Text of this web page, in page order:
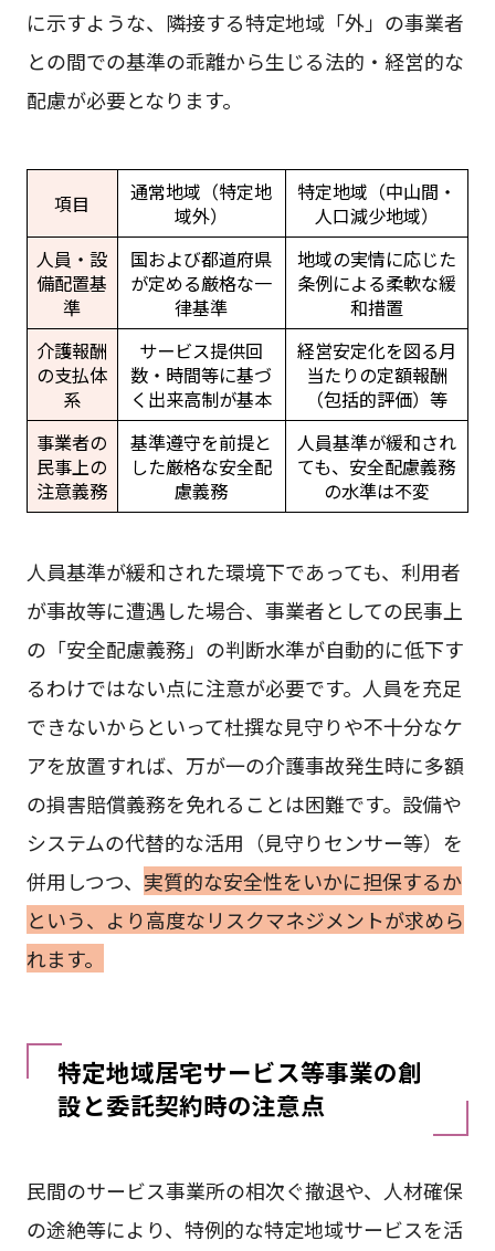
に示すような、隣接する特定地域「外」の事業者
との間での基準の乖離から生じる法的・経営的な
配慮が必要となります。
項目
通常地域（特定地
域外）
特定地域（中山間・
人口減少地域）
人員・設
備配置基
準
国および都道府県
が定める厳格な一
律基準
地域の実情に応じた
条例による柔軟な緩
和措置
介護報酬
の支払体
系
サービス提供回
数・時間等に基づ
く出来高制が基本
経営安定化を図る月
当たりの定額報酬
（包括的評価）等
事業者の
民事上の
注意義務
基準遵守を前提と
した厳格な安全配
慮義務
人員基準が緩和され
ても、安全配慮義務
の水準は不変
人員基準が緩和された環境下であっても、利用者
が事故等に遭遇した場合、事業者としての民事上
の「安全配慮義務」の判断水準が自動的に低下す
るわけではない点に注意が必要です。人員を充足
できないからといって杜撰な見守りや不十分なケ
アを放置すれば、万が一の介護事故発生時に多額
の損害賠償義務を免れることは困難です。設備や
システムの代替的な活用（見守りセンサー等）を
併用しつつ、 実質的な安全性をいかに担保するか
という、より高度なリスクマネジメントが求めら
れます。
特定地域居宅サービス等事業の創
設と委託契約時の注意点
民間のサービス事業所の相次ぐ撤退や、人材確保
の途絶等により、特例的な特定地域サービスを活